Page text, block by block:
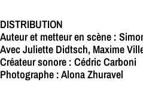
DISTRIBUTION
Auteur et metteur en scène :
Avec Juliette Didtsch, Maxime
Créateur sonore : Cédric Carboni
Photographe : Alona Zhuravel